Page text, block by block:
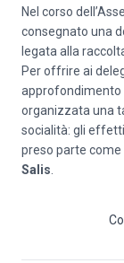
Nel corso
consegnato una
legata alla
Per offrire ai
approfondimento
organizzata una
socialità: gli
preso parte come
Salis